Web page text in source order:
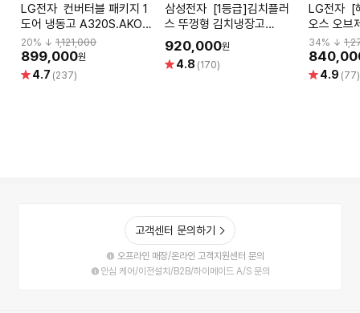
LG전자 컨버터블 패키지 1
도어 냉동고 A320S.AKOR
[321L]
20% ↓ 1,121,000
899,000원
별 4.7 (237)
삼성전자 [1등급]김치플러
스 뚜껑형 김치냉장고
RP22C3111Z1 (221L, 실버,
1등급)
920,000원
별 4.8 (170)
LG전자 [혜택가 73만] 디
오스 오브
빌트인 식
DUE2BGE
34% ↓
별 4.9 (77)
고객센터 문의하기
오프라인 매장/온라인 고객지원센터 문의
안심 케어/이전설치/B2B/하이메이드 A/S 문의